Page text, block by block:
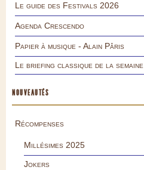
Le guide des Festivals 2026
Agenda Crescendo
Papier à musique - Alain Pâris
Le briefing classique de la semaine
NOUVEAUTÉS
Récompenses
Millésimes 2025
Jokers